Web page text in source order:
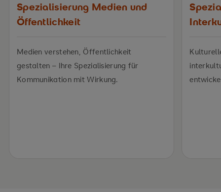
Spezialisierung Medien und
Öffentlichkeit
Medien verstehen, Öffentlichkeit
gestalten – Ihre Spezialisierung für
Kommunikation mit Wirkung.